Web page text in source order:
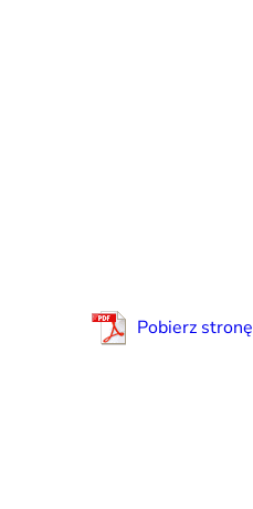
Pobierz stronę